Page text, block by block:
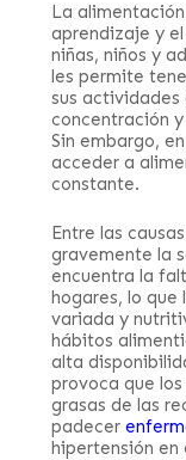
La
aprendizaje y
niñas, niños y
les permite
sus actividades
concentración
Sin embargo,
acceder a
constante.
Entre las
gravemente la
encuentra la
hogares, lo que
variada y
hábitos
alta
provoca que
grasas de las
padecer
hipertensión en